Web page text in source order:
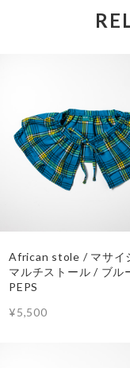
African stole / マサイ
マルチストール / ブル
PEPS
¥5,500